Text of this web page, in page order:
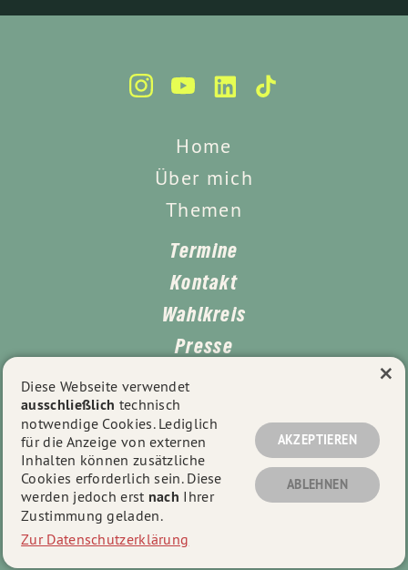
Home
Über mich
Themen
Termine
Kontakt
Wahlkreis
Presse
Impressum
Datenschutz
© 2026Anna Deparnay-Grunenberg
- Alle Rechte
Diese Webseite verwendet
ausschließlich technisch
notwendige Cookies. Lediglich
für die Anzeige von externen
Inhalten können zusätzliche
Cookies erforderlich sein. Diese
werden jedoch erst nach Ihrer
Zustimmung geladen.
Zur Datenschutzerklärung
AKZEPTIEREN
ABLEHNEN
×